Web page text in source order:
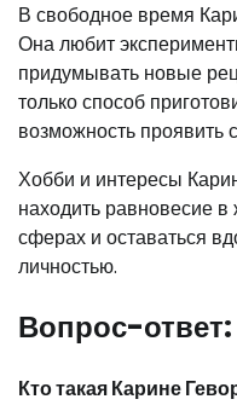
В свободное время
Она любит
придумывать новые
только способ
возможность проявить
Хобби и интересы
находить равновесие
сферах и оставаться
личностью.
Вопрос-ответ:
Кто такая Карине